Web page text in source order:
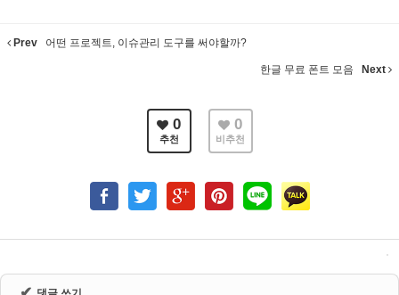
Prev 어떤 프로젝트, 이슈관리 도구를 써야할까?
한글 무료 폰트 모음 Next
0
추천
0
비추천